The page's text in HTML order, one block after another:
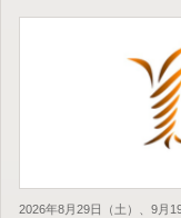
2026年8月29日（土）、9月